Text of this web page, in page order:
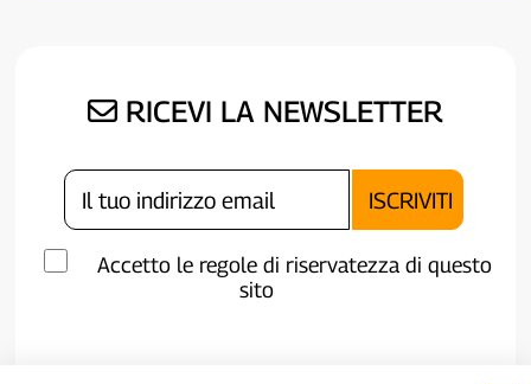
RICEVI LA NEWSLETTER
Accetto le regole di riservatezza di questo
sito